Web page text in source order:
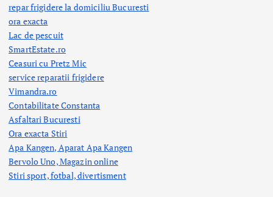
repar frigidere la domiciliu Bucuresti
ora exacta
Lac de pescuit
SmartEstate.ro
Ceasuri cu Pretz Mic
service reparatii frigidere
Vimandra.ro
Contabilitate Constanta
Asfaltari Bucuresti
Ora exacta Stiri
Apa Kangen, Aparat Apa Kangen
Bervolo Uno, Magazin online
Stiri sport, fotbal,divertisment